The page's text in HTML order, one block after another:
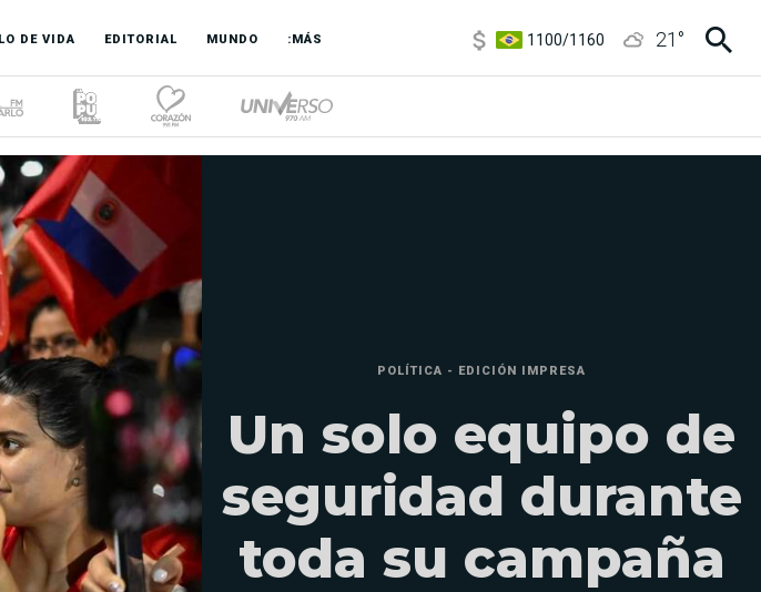
DE VIDA EDITORIAL MUNDO :MÁS
3,8/4
21 °
POLÍTICA - EDICIÓN IMPRESA
Un solo equipo de
seguridad durante
toda su campaña